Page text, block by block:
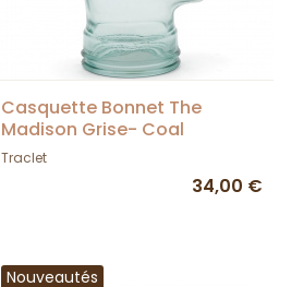
Casquette Bonnet The
Madison Grise- Coal
Traclet
34,00 €
Nouveautés